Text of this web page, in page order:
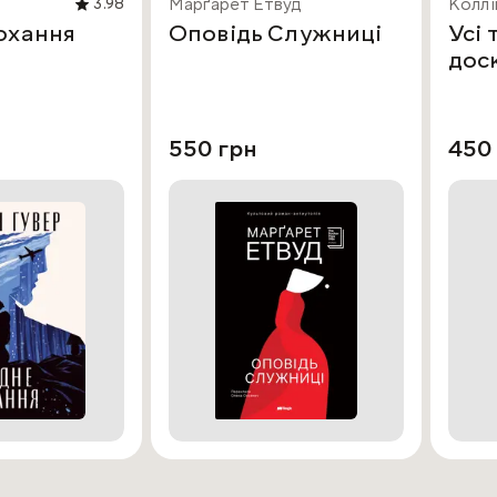
3.98 Марґарет Етвуд
Оповідь Служниці
550 грн
Усі
450